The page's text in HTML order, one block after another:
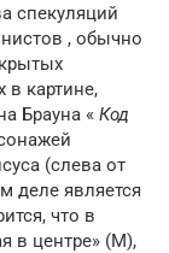
спекуляций
, обычно
в картине,
Брауна « Код
(слева от
деле является
что в
в центре» (М),